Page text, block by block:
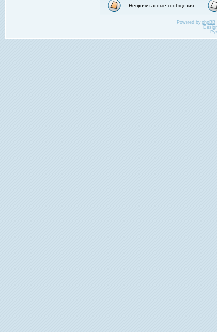
Непрочитанные сообщения
Powered by phpBB